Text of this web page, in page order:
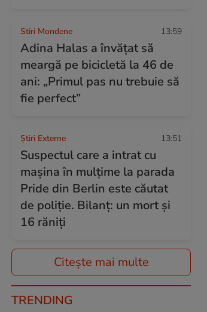
Stiri Mondene 13:59
Adina Halas a învățat să
meargă pe bicicletă la 46 de
ani: „Primul pas nu trebuie să
fie perfect”
Știri Externe 13:51
Suspectul care a intrat cu
mașina în mulțime la parada
Pride din Berlin este căutat
de poliție. Bilanț: un mort și
16 răniți
Citește mai multe
TRENDING